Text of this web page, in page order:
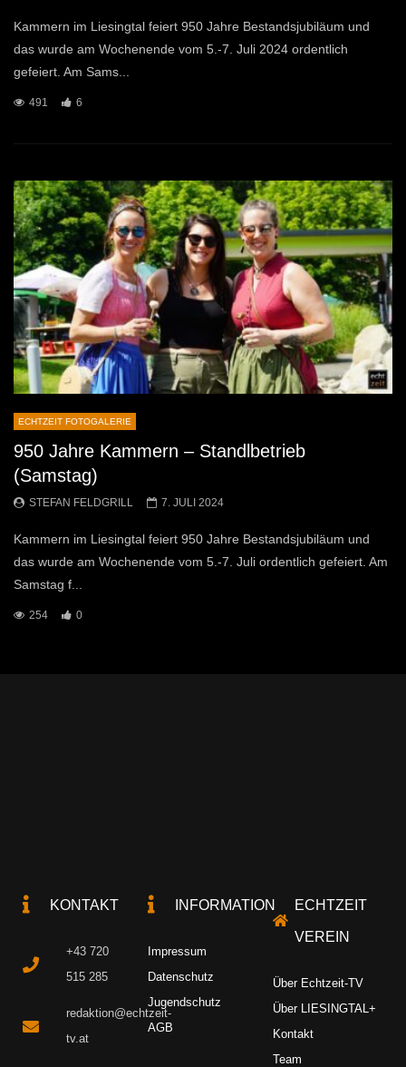
Kammern im Liesingtal feiert 950 Jahre Bestandsjubiläum und
das wurde am Wochenende vom 5.-7. Juli 2024 ordentlich
gefeiert. Am Sams...
491 6
ECHTZEIT FOTOGALERIE
950 Jahre Kammern – Standlbetrieb
(Samstag)
STEFAN FELDGRILL 7. JULI 2024
Kammern im Liesingtal feiert 950 Jahre Bestandsjubiläum und
das wurde am Wochenende vom 5.-7. Juli ordentlich gefeiert. Am
Samstag f...
254 0
KONTAKT
+43 720
515 285
redaktion@echtzeit-
tv.at
INFORMATION
Impressum
Datenschutz
Jugendschutz
AGB
ECHTZEIT
VEREIN
Über Echtzeit-TV
Über LIESINGTAL+
Kontakt
Team